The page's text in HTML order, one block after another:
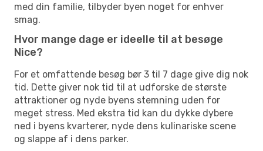
med din familie, tilbyder byen noget for enhver
smag.
Hvor mange dage er ideelle til at besøge
Nice?
For et omfattende besøg bør 3 til 7 dage give dig nok
tid. Dette giver nok tid til at udforske de største
attraktioner og nyde byens stemning uden for
meget stress. Med ekstra tid kan du dykke dybere
ned i byens kvarterer, nyde dens kulinariske scene
og slappe af i dens parker.